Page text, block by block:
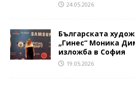
24.05.2026
Българската
„Гинес“ Моника
изложба в София
19.05.2026